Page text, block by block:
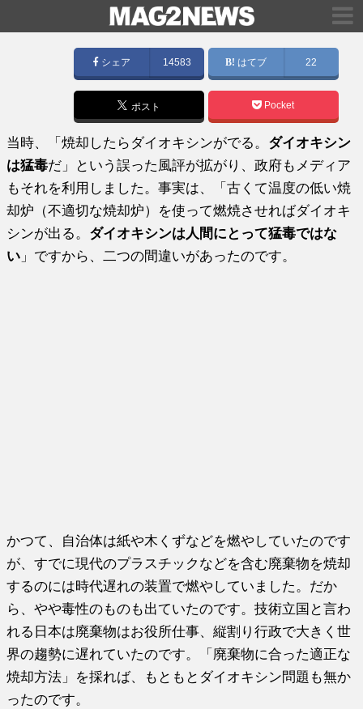
シェア 14583 はてブ 22
ポスト Pocket
当時、「焼却したらダイオキシンがでる。 ダイオキシン
は猛毒だ」という誤った風評が拡がり、政府もメディア
もそれを利用しました。事実は、「古くて温度の低い焼
却炉（不適切な焼却炉）を使って燃焼させればダイオキ
シンが出る。 ダイオキシンは人間にとって猛毒ではな
い 」ですから、二つの間違いがあったのです。
かつて、自治体は紙や木くずなどを燃やしていたのです
が、すでに現代のプラスチックなどを含む廃棄物を焼却
するのには時代遅れの装置で燃やしていました。だか
ら、やや毒性のものも出ていたのです。技術立国と言わ
れる日本は廃棄物はお役所仕事、縦割り行政で大きく世
界の趨勢に遅れていたのです。「廃棄物に合った適正な
焼却方法」を採れば、もともとダイオキシン問題も無か
ったのです。